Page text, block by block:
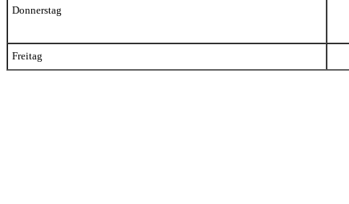
Donnerstag
Freitag